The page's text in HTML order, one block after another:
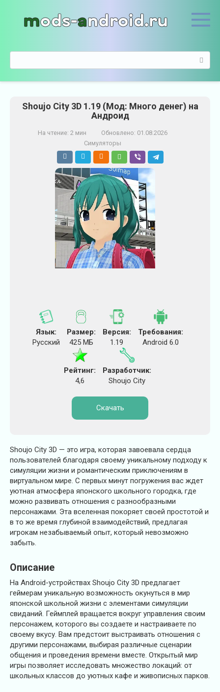
о
Shoujo City 3D 1.19 (Мод: Много денег) на
Андроид
На чтение: 2 мин Обновлено: 01.08.2026
Симуляторы
Язык:
Русский
Размер:
425 МБ
Версия:
1.19
Требования:
Android 6.0
Рейтинг:
4,6
Разработчик:
Shoujo City
Скачать
Shoujo City 3D — это игра, которая завоевала сердца
пользователей благодаря своему уникальному подходу к
симуляции жизни и романтическим приключениям в
виртуальном мире. С первых минут погружения вас ждет
уютная атмосфера японского школьного городка, где
можно развивать отношения с разнообразными
персонажами. Эта вселенная покоряет своей простотой и
в то же время глубиной взаимодействий, предлагая
игрокам незабываемый опыт, который невозможно
забыть.
Описание
На Android-устройствах Shoujo City 3D предлагает
геймерам уникальную возможность окунуться в мир
японской школьной жизни с элементами симуляции
свиданий. Геймплей вращается вокруг управления своим
персонажем, которого вы создаете и настраиваете по
своему вкусу. Вам предстоит выстраивать отношения с
другими персонажами, выбирая различные сценарии
общения и проведения времени вместе. Открытый мир
игры позволяет исследовать множество локаций: от
школьных классов до уютных кафе и живописных парков.